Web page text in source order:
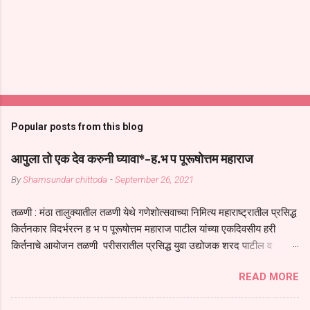
Popular posts from this blog
आपुला तो एक देव करुनी घ्यावा*-ह.भ प पूरूषोत्तम महाराज
ByShamsundar chittoda -September 26, 2021
तळणी : मंठा तालुक्यातील तळणी येथे गणेशोत्सवाच्या निमित्य महाराष्ट्रातील प्रसिद्ध
किर्तनकार विदर्भरत्न ह भ प पूरूषोत्तम महाराज पाटील यांच्या एकदिवसीय हरी
किर्तनाचे आयोजन तळणी परीसरातील प्रसिद्ध युवा उद्योजक शरद पाटील व
तुकाराम महाराज यांच्या *आपुला तो एक देव करुनी घ्यावा* *तेणे विन जिवा सुख
नोहे* *येरती माईक दुःखाची जनीती* *नाही आदी अंती अवसान* या अभंगावर
READ MORE